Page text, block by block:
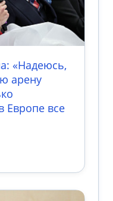
«Надеюсь,
арену
Европе все